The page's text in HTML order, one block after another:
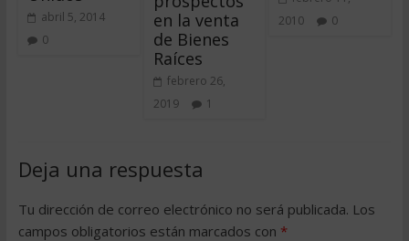
abril 5, 2014
0
en la venta
de Bienes
Raíces
febrero 26,
2019
1
2010
0
Deja una respuesta
Tu dirección de correo electrónico no será publicada. Los
campos obligatorios están marcados con *